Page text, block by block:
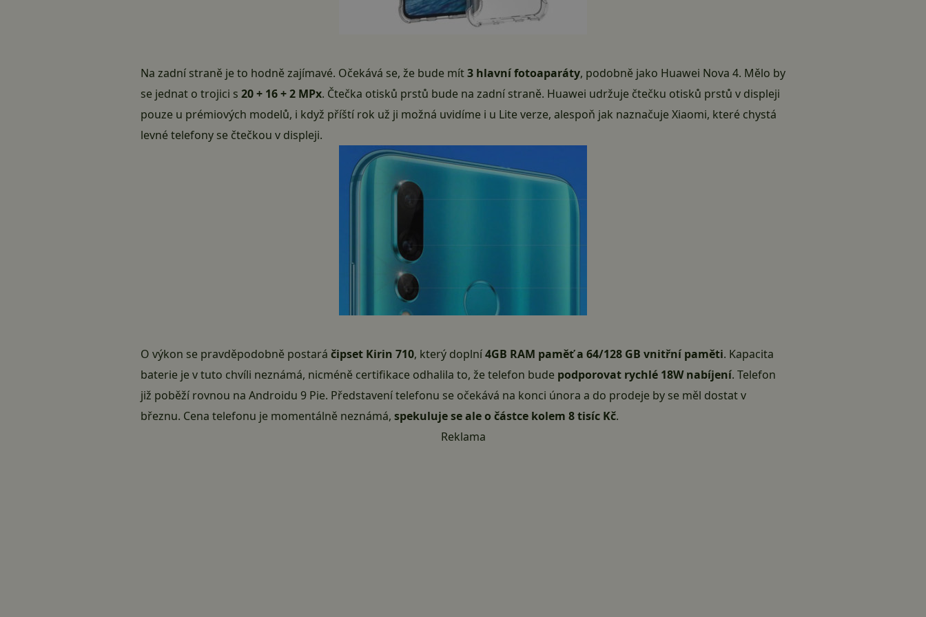
Na zadní straně je to hodně zajímavé. Očekává se, že bude mít3 hlavní fotoaparáty, podobně jako Huawei Nova 4. Mělo by
se jednat o trojici s 20 + 16 + 2 MPx. Čtečka otisků prstů bude na zadní straně. Huawei udržuje čtečku otisků prstů v displeji
pouze u prémiových modelů, i když příští rok už ji možná uvidíme i u Lite verze, alespoň jak naznačuje Xiaomi, které chystá
levné telefony se čtečkou v displeji.
O výkon se pravděpodobně postará čipset Kirin 710, který doplní4GB RAM paměť a 64/128 GB vnitřní paměti. Kapacita
baterie je v tuto chvíli neznámá, nicméně certifikace odhalila to, že telefon bude podporovat rychlé 18W nabíjení. Telefon
již poběží rovnou na Androidu 9 Pie. Představení telefonu se očekává na konci února a do prodeje by se měl dostat v
březnu. Cena telefonu je momentálně neznámá, spekuluje se ale o částce kolem 8 tisíc Kč.
Reklama